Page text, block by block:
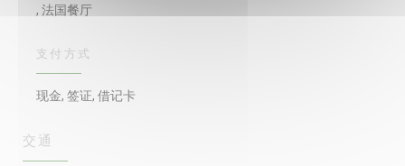
, 法国餐厅
支付方式
现金, 签证, 借记卡
交通